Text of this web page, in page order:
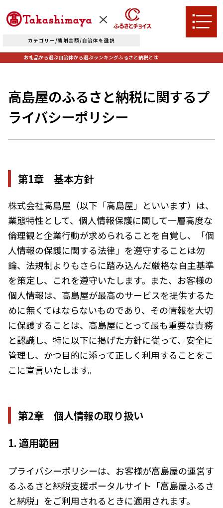
カテゴリー/寄附金額/自治体を選択
TOPへ
お礼品から選ぶ
肉
魚貝類
野菜類
卵（鶏、
烏骨鶏等）
お酒
飲料類 菓子
加工品等 麺類
調味料・油 鍋セット
旅行
イベントや
チケット等
雑貨・日用品
美容
ファッション
自治体から選ぶ
北海道エリア
札幌市（北海道）千歳市（北海道）
石狩市（北海道）小樽市（北海道）
東川町（北海道） 枝幸町（北海道）
白老町（北海道） 別海町（北海道）
東北エリア
蓬田村（青森県） 花巻市（岩手県）
塩竈市（宮城県）
関東エリア
世田谷区（東京都） 横浜市（神奈川県）
小田原市（神奈川県）
新発田市（新潟県）南魚沼市（新潟県）
鯖江市（福井県）
都留市（山梨県）
中津川市（岐阜県） 美濃加茂市（岐阜県）
郡上市（岐阜県）浜松市（静岡県）
富士市（静岡県）
ランキング
ふるさと納税とは
よくある質問とお問い合わせ
お礼品から選ぶ自治体から選ぶランキングふるさと納税とは
高島屋のふるさと納税に関するプ
ライバシーポリシー
第1章 基本方針
株式会社高島屋（以下「高島屋」といいます）は、
業態特性として、個人情報保護に関して一層高度な
倫理観と企業行動が求められることを自覚し、「個
人情報の保護に関する法律」を遵守することは勿
論、法規制よりもさらに踏み込んだ厳格な自主基準
を策定し、これを遵守いたします。また、お客様の
個人情報は、高島屋が最高のサービスを提供するた
めに無くてはならないものであり、その情報を大切
に保護することは、高島屋にとって最も重要な責務
と認識し、特に以下に掲げた方針に従って、安全に
管理し、かつ目的に添って正しく利用することをこ
こに宣言いたします。
第2章 個人情報の取り扱い
1. 適用範囲
プライバシーポリシーは、お客様が高島屋の運営す
るふるさと納税支援ポータルサイト「高島屋ふるさ
と納税」をご利用されるときに適用されます。